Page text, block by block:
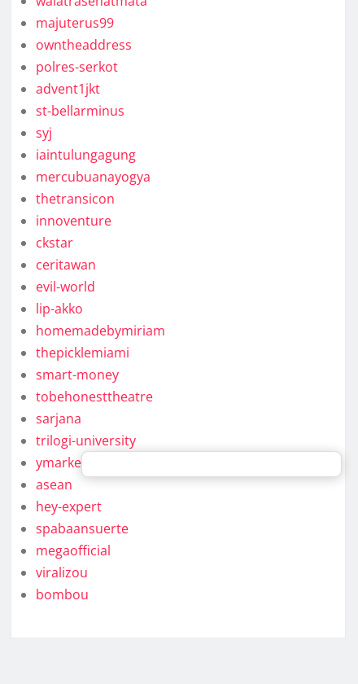
majuterus99
owntheaddress
polres-serkot
advent1jkt
st-bellarminus
syj
iaintulungagung
mercubuanayogya
thetransicon
innoventure
ckstar
ceritawan
evil-world
lip-akko
homemadebymiriam
thepicklemiami
smart-money
tobehonesttheatre
sarjana
trilogi-university
ymarkel
asean
hey-expert
spabaansuerte
megaofficial
viralizou
bombou